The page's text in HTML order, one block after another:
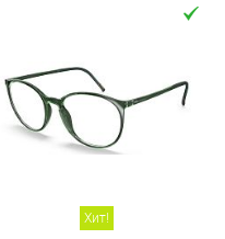
Хит!